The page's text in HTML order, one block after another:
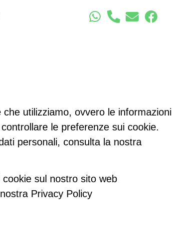
utilizziamo, ovvero le informazioni
le preferenze sui cookie.
personali, consulta la nostra
sul nostro sito web
Privacy Policy